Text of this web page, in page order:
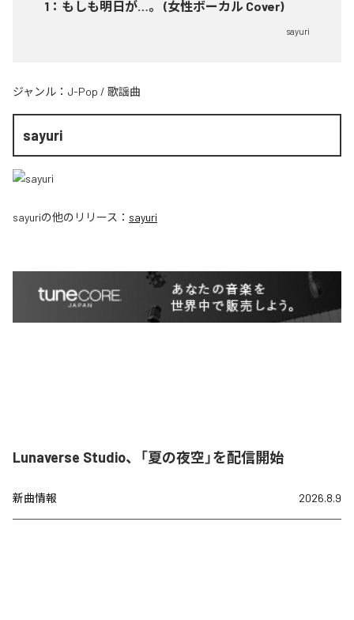
1 ： もしも明日が…。 (女性ボーカル Cover)
sayuri
ジャンル： J-Pop / 歌謡曲
sayuri
sayuriの他のリリース： sayuri
Lunaverse Studio、「夏の夜空」を配信開始
新曲情報 2026.8.9